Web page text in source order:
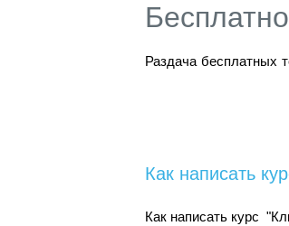
Бесплатно
Раздача бесплатных
Как написать
Как написать курс